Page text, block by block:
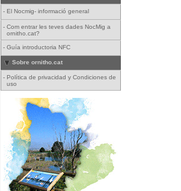
- El Nocmig- informació general
- Com entrar les teves dades NocMig a
ornitho.cat?
- Guía introductoria NFC
Sobre ornitho.cat
- Política de privacidad y Condiciones de
uso